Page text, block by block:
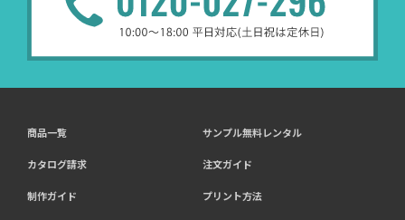
商品一覧 サンプル無料レンタル
カタログ請求 注文ガイド
制作ガイド プリント方法